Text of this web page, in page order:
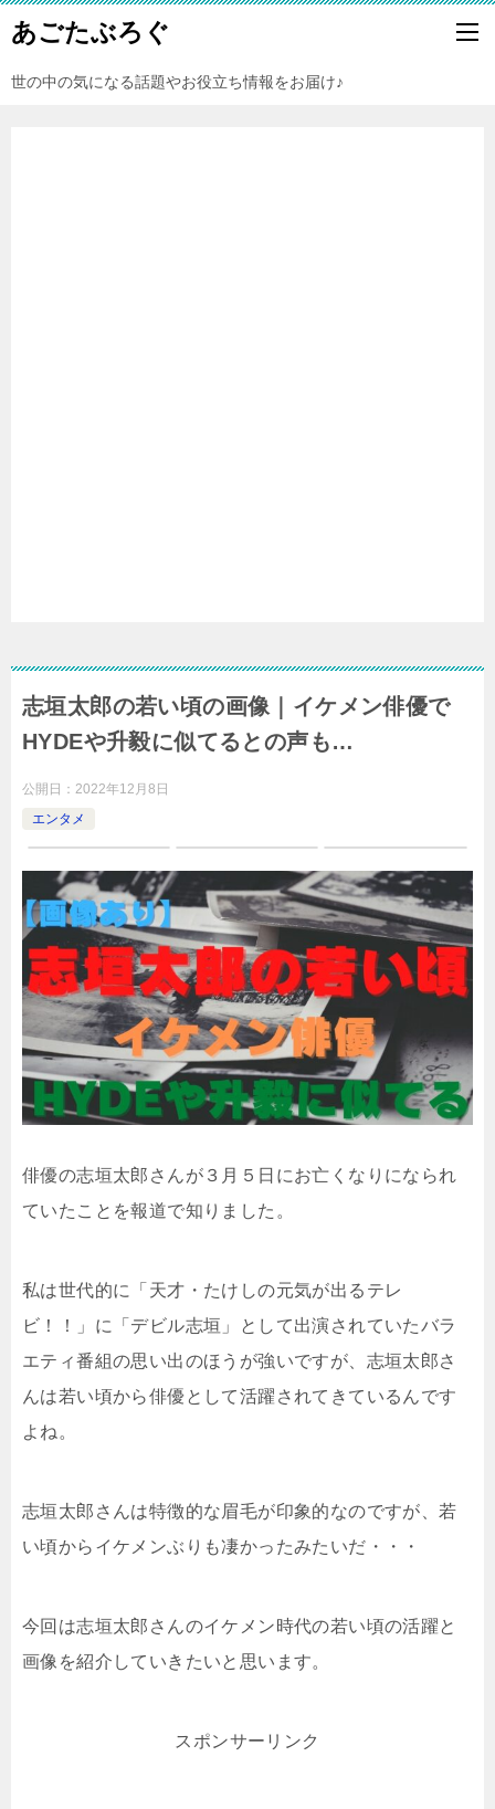
あごたぶろぐ
世の中の気になる話題やお役立ち情報をお届け♪
志垣太郎の若い頃の画像｜イケメン俳優で
HYDEや升毅に似てるとの声も…
公開日： 2022年12月8日
エンタメ
俳優の志垣太郎さんが３月５日にお亡くなりになられ
ていたことを報道で知りました。
私は世代的に「 天才・たけしの元気が出るテレ
ビ！！」に「デビル志垣」として出演されていたバラ
エティ番組の思い出のほうが強いですが、志垣太郎さ
んは若い頃から俳優として活躍されてきているんです
よね。
志垣太郎さんは特徴的な眉毛が印象的なのですが、若
い頃からイケメンぶりも凄かったみたいだ・・・
今回は志垣太郎さんのイケメン時代の若い頃の活躍と
画像を紹介していきたいと思います。
スポンサーリンク